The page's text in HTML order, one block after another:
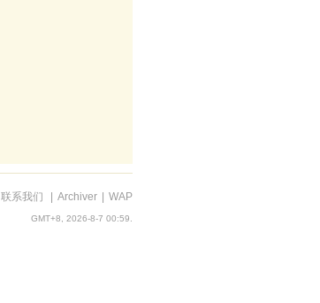
联系我们 Archiver WAP
GMT+8, 2026-8-7 00:59.